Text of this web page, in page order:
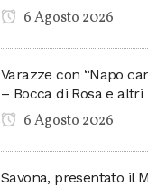
6 Agosto 2026
Varazze con “Napo
– Bocca di Rosa e
6 Agosto 2026
Savona, presentato il